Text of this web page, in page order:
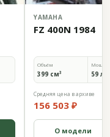
YAMAHA
FZ 400N 1984
Объём
399 см³ 59
Средняя цена в архиве
156 503 ₽
О модели